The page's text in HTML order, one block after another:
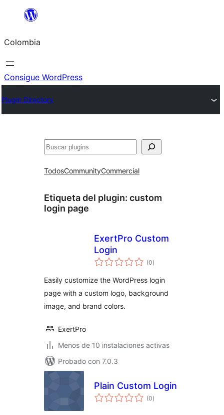
Saltar
contenido
Colombia
Consigue WordPress
Plugin Directory
Buscar
TodosCommunityCommercial
Etiqueta del plugin: custom
login page
ExertPro Custom
Login
(0total
de
)
Easily customize the WordPress login
page with a custom logo, background
image, and brand colors.
ExertPro
Menos de 10 instalaciones activas
Probado con 7.0.3
Plain Custom Login
(0total
de
)